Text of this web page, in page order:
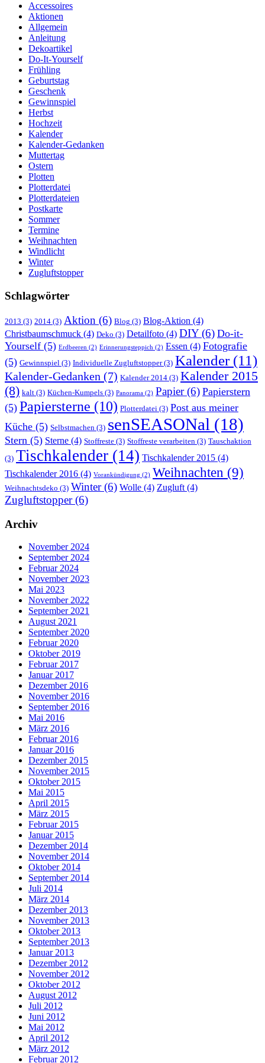
Accessoires
Aktionen
Allgemein
Anleitung
Dekoartikel
Do-It-Yourself
Frühling
Geburtstag
Geschenk
Gewinnspiel
Herbst
Hochzeit
Kalender
Kalender-Gedanken
Muttertag
Ostern
Plotten
Plotterdatei
Plotterdateien
Postkarte
Sommer
Termine
Weihnachten
Windlicht
Winter
Zugluftstopper
Schlagwörter
2013 (3) 2014 (3) Aktion (6) Blog (3) Blog-Aktion (4)
Christbaumschmuck (4) Deko (3) Detailfoto (4) DIY(6) Do-it-
Yourself (5) Erdbeeren (2) Erinnerungsteppich (2) Essen (4) Fotografie
(5) Gewinnspiel (3) Individuelle Zugluftstopper(3) Kalender(11)
Kalender-Gedanken (7) Kalender 2014 (3) Kalender 2015
(8) kalt (3) Küchen-Kumpels (3) Panorama (2) Papier(6) Papierstern
(5) Papiersterne (10) Plotterdatei (3) Post aus meiner
Küche (5) Selbstmachen (3) senSEASONal (18)
Stern (5) Sterne (4) Stoffreste (3) Stoffreste verarbeiten (3) Tauschaktion
(3) Tischkalender (14) Tischkalender 2015 (4)
Tischkalender 2016 (4) Vorankündigung (2) Weihnachten (9)
Weihnachtsdeko (3) Winter(6) Wolle (4) Zugluft (4)
Zugluftstopper(6)
Archiv
November 2024
September 2024
Februar 2024
November 2023
Mai 2023
November 2022
September 2021
August 2021
September 2020
Februar 2020
Oktober 2019
Februar 2017
Januar 2017
Dezember 2016
November 2016
September 2016
Mai 2016
März 2016
Februar 2016
Januar 2016
Dezember 2015
November 2015
Oktober 2015
Mai 2015
April 2015
März 2015
Februar 2015
Januar 2015
Dezember 2014
November 2014
Oktober 2014
September 2014
Juli 2014
März 2014
Dezember 2013
November 2013
Oktober 2013
September 2013
Januar 2013
Dezember 2012
November 2012
Oktober 2012
August 2012
Juli 2012
Juni 2012
Mai 2012
April 2012
März 2012
Februar 2012